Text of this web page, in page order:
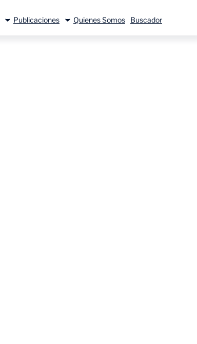
Publicaciones Quienes Somos Buscador